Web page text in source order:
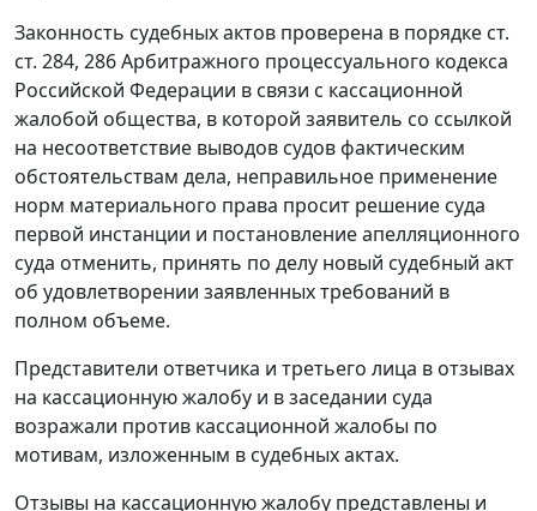
Законность судебных актов проверена в порядке ст.
ст. 284, 286 Арбитражного процессуального кодекса
Российской Федерации в связи с кассационной
жалобой общества, в которой заявитель со ссылкой
на несоответствие выводов судов фактическим
обстоятельствам дела, неправильное применение
норм материального права просит решение суда
первой инстанции и постановление апелляционного
суда отменить, принять по делу новый судебный акт
об удовлетворении заявленных требований в
полном объеме.
Представители ответчика и третьего лица в отзывах
на кассационную жалобу и в заседании суда
возражали против кассационной жалобы по
мотивам, изложенным в судебных актах.
Отзывы на кассационную жалобу представлены и